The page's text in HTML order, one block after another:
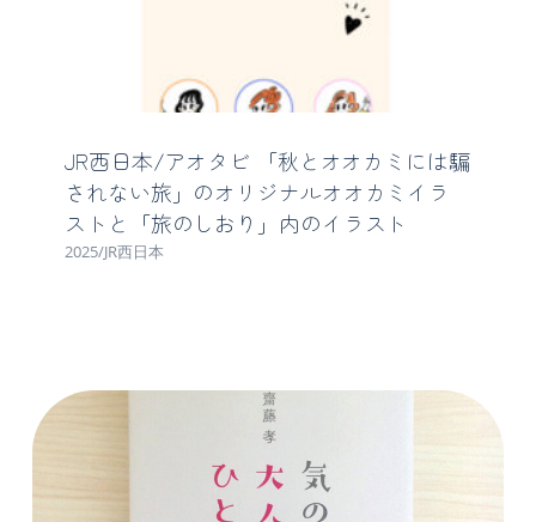
JR西日本/アオタビ 「秋とオオカミには騙
されない旅」のオリジナルオオカミイラ
ストと「旅のしおり」内のイラスト
2025/JR西日本